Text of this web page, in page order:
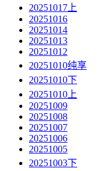
20251017上
20251016
20251014
20251013
20251012
20251010纯享
20251010下
20251010上
20251009
20251008
20251007
20251006
20251005
20251003下